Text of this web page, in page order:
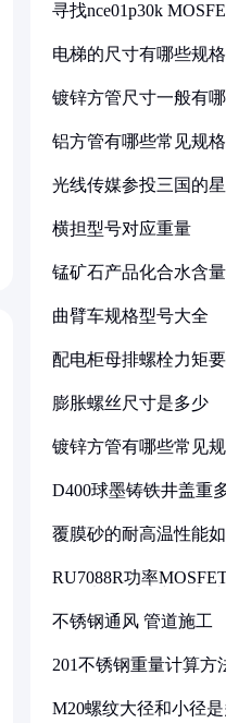
寻找nce01p30k
电梯的尺寸有哪些规格
镀锌方管尺寸一般有
铝方管有哪些常见规格
光线传媒参投三国的
横担型号对应重量
锰矿石产品化合水含量
曲臂车规格型号大全
配电柜母排螺栓力矩
膨胀螺丝尺寸是多少
镀锌方管有哪些常见
D400球墨铸铁井盖重
覆膜砂的耐高温性能
RU7088R功率
不锈钢通风 管道施工
201不锈钢重量计算方
M20螺纹大径和小径